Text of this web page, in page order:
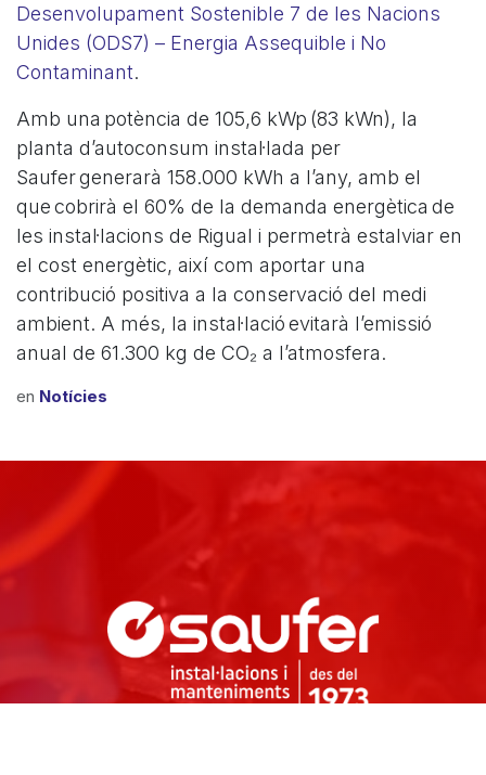
Desenvolupament Sostenible 7 de les Nacions
Unides (ODS7) – Energia Assequible i No
Contaminant.
Amb una potència de 105,6 kWp (83 kWn), la
planta d’autoconsum instal·lada per
Saufer generarà 158.000 kWh a l’any, amb el
que cobrirà el 60% de la demanda energètica de
les instal·lacions de Rigual i permetrà estalviar en
el cost energètic, així com aportar una
contribució positiva a la conservació del medi
ambient. A més, la instal·lació evitarà l’emissió
anual de 61.300 kg de CO₂ a l’atmosfera.
en Notícies